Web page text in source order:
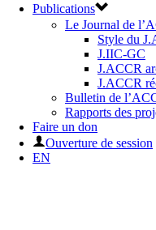
Publications
Le Journal de
Style du
J.IIC-GC
J.ACCR
J.ACCR
Bulletin de
Rapports des
Faire un don
Ouverture de session
EN